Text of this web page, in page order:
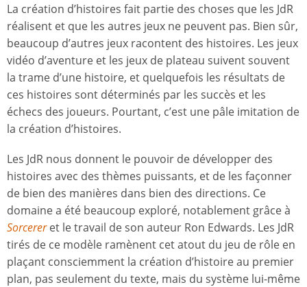
La création d’histoires fait partie des choses que les JdR
réalisent et que les autres jeux ne peuvent pas. Bien sûr,
beaucoup d’autres jeux racontent des histoires. Les jeux
vidéo d’aventure et les jeux de plateau suivent souvent
la trame d’une histoire, et quelquefois les résultats de
ces histoires sont déterminés par les succès et les
échecs des joueurs. Pourtant, c’est une pâle imitation de
la création d’histoires.
Les JdR nous donnent le pouvoir de développer des
histoires avec des thèmes puissants, et de les façonner
de bien des manières dans bien des directions. Ce
domaine a été beaucoup exploré, notablement grâce à
Sorcereret le travail de son auteur Ron Edwards. Les JdR
tirés de ce modèle ramènent cet atout du jeu de rôle en
plaçant consciemment la création d’histoire au premier
plan, pas seulement du texte, mais du système lui-même